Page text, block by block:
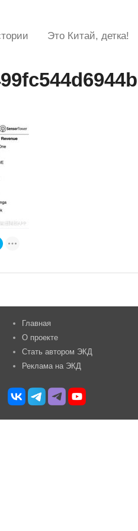
Это Китай, детка!
Главная
О проекте
Стать автором ЭКД
Реклама на ЭКД